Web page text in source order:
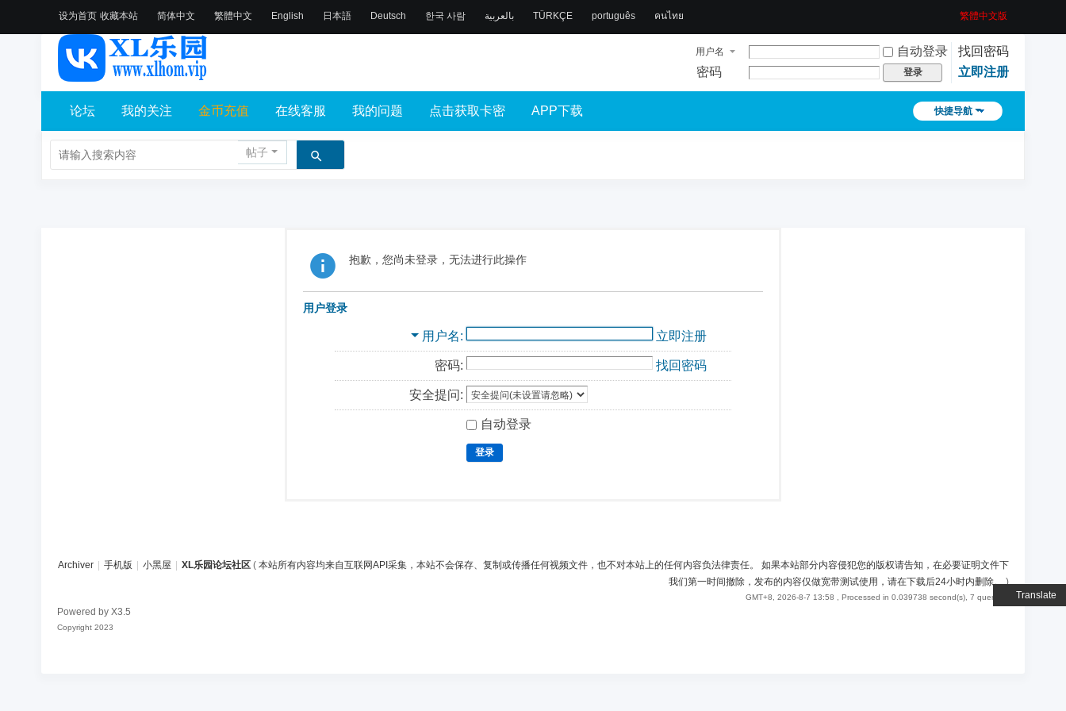
设为首页 收藏本站
Translate
简体中文 繁體中文 English 日本語 Deutsch 한국 사람 بالعربية TÜRKÇE português คนไทย 繁體中文版
用户名 自动登录
找回密码
密码
登录 立即注册
快捷导航
论坛 我的关注 金币充值 在线客服 我的问题 点击获取卡密 APP下载
帖子
抱歉，您尚未登录，无法进行此操作
用户登录
用户名 立即注册
密码: 找回密码
安全提问:
自动登录
登录
Archiver 手机版 小黑屋 XL乐园论坛社区 ( 本站所有内容均来自互联网API采集，本站不会保存、复制或传播任何视频文件，也不对本站上的任何内容负法律责任。 如果本站部分内容侵犯您的版权请告知，在必要证明文件下
我们第一时间撤除，发布的内容仅做宽带测试使用，请在下载后24小时内删除。)
GMT+8, 2026-8-7 13:58 , Processed in 0.039738 second(s), 7 queries .
Powered by X3.5
Copyright 2023